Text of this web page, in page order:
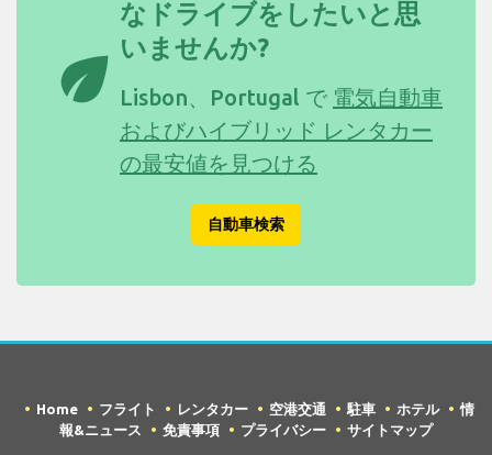
eco
なドライブをしたいと思
いませんか?
Lisbon、Portugal で 電気自動車
およびハイブリッド レンタカー
の最安値を見つける
自動車検索
Home フライト レンタカー 空港交通 駐車 ホテル
情
報&ニュース
免責事項 プライバシー サイトマップ